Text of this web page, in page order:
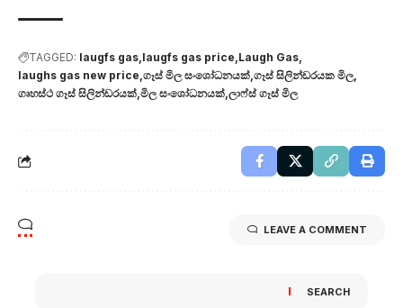
TAGGED: laugfs gas laugfs gas price Laugh Gas
laughs gas new price ගෑස් මිල සංශෝධනයක් ගෑස් සිලින්ඩරයක මිල
ගෘහස්ථ ගෑස් සිලින්ඩරයක් මිල සංශෝධනයක් ලාෆ්ස් ගෑස් මිල
LEAVE A COMMENT
SEARCH